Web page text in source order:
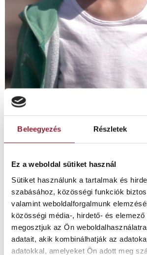
Beleegyezés Részletek
Ez a weboldal sütiket használ
Sütiket használunk a tartalmak és
szabásához, közösségi funkciók
valamint weboldalforgalmunk
közösségi média-, hirdető- és
megosztjuk az Ön
adatait, akik kombinálhatják az
adatokkal, amelyeket Ön adott meg
És mindez egy
rossz szokás miatt: